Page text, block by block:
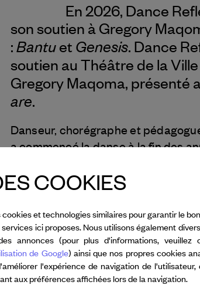
En 2026, Dance
son soutien à Gregory
: Bantuet Genesis. Dance
soutien au Théâtre de la
Gregory Maqoma, présenté
are.
Danseur, chorégraphe et
a commencé la danse à la fin des
Afrique du Sud, avant d’intégrer la
est devenu directeur artistique
l’école PARTS créée par Anne
compagnie, Vuyani Dance
Gregory Maqoma a collaboré avec
Khan, Vincent Mantsoe, Faustin
Sidi Larbi Cherkaoui. Ses
le FNB Vita Choreographer of the
COOKIES
et technologies similaires pour garantir le
ici proposes. Nous utilisons également
annonces (pour plus d'informations, veuillez
de Google) ainsi que nos propres cookies
l'expérience de navigation de l'utilisateur,
aux préférences affichées lors de la navigation.